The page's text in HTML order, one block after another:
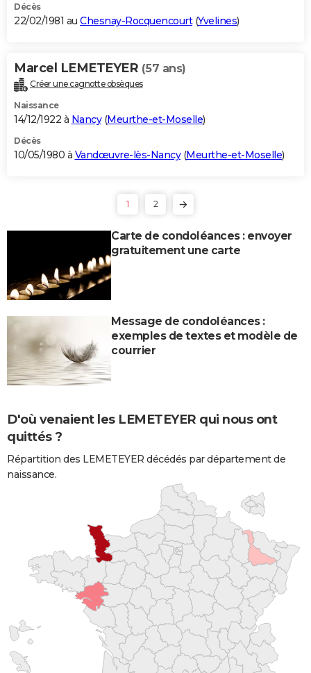
Décès
22/02/1981 au Chesnay-Rocquencourt(Yvelines)
Marcel LEMETEYER (57 ans)
Créer une cagnotte obsèques
Naissance
14/12/1922 à Nancy(Meurthe-et-Moselle)
Décès
10/05/1980 à Vandœuvre-lès-Nancy(Meurthe-et-Moselle)
1 2
Carte de condoléances : envoyer
gratuitement une carte
Message de condoléances :
exemples de textes et modèle de
courrier
D'où venaient les LEMETEYER qui nous ont
quittés ?
Répartition des LEMETEYER décédés par département de
naissance.